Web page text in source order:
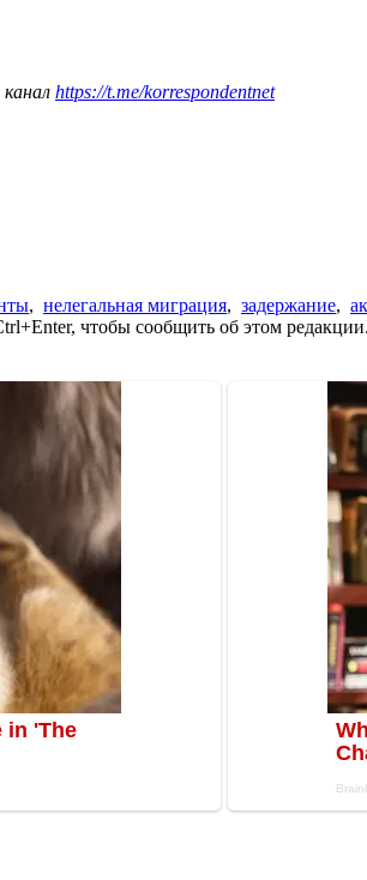
https://t.me/korrespondentnet
, нелегальная миграция, задержание,
чтобы сообщить об этом редакции.